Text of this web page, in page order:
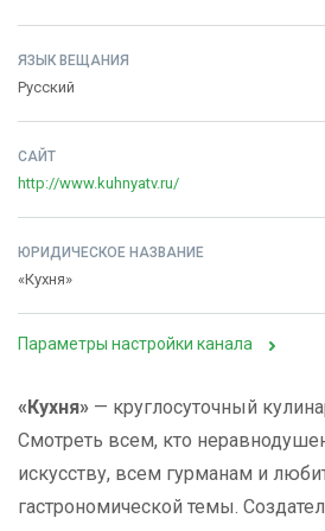
ЯЗЫК ВЕЩАНИЯ
Русский
САЙТ
http://www.kuhnyatv.ru/
ЮРИДИЧЕСКОЕ НАЗВАНИЕ
«Кухня»
Параметры настройки канала
«Кухня» — круглосуточный
Смотреть всем, кто
искусству, всем гурманам и
гастрономической темы.